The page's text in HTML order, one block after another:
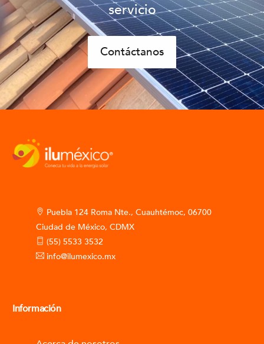
servicio
Contáctanos
Puebla 124 Roma Nte., Cuauhtémoc, 06700
Ciudad de México, CDMX
(55) 5533 3532
info@ilumexico.mx
Información